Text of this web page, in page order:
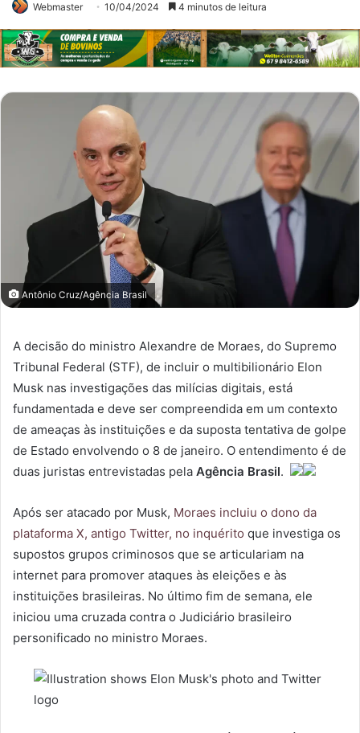
Webmaster 10/04/2024 4 minutos de leitura
Antônio Cruz/Agência Brasil
A decisão do ministro Alexandre de Moraes, do Supremo
Tribunal Federal (STF), de incluir o multibilionário Elon
Musk nas investigações das milícias digitais, está
fundamentada e deve ser compreendida em um contexto
de ameaças às instituições e da suposta tentativa de golpe
de Estado envolvendo o 8 de janeiro. O entendimento é de
duas juristas entrevistadas pela Agência Brasil.
Após ser atacado por Musk, Moraes incluiu o dono da
plataforma X, antigo Twitter, no inquérito que investiga os
supostos grupos criminosos que se articulariam na
internet para promover ataques às eleições e às
instituições brasileiras. No último fim de semana, ele
iniciou uma cruzada contra o Judiciário brasileiro
personificado no ministro Moraes.